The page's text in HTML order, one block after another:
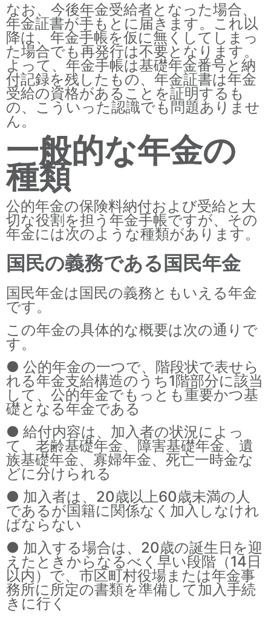
なお、今後年金受給者となった場合、
年金証書が手もとに届きます。これ以
降は、年金手帳を仮に無くしてしまっ
た場合でも再発行は不要となります。
よって、年金手帳は基礎年金番号と納
付記録を残したもの、年金証書は年金
受給の資格があることを証明するも
の、こういった認識でも問題ありませ
ん。
一般的な年金の
種類
公的年金の保険料納付および受給と大
切な役割を担う年金手帳ですが、その
年金には次のような種類があります。
国民の義務である国民年金
国民年金は国民の義務ともいえる年金
です。
この年金の具体的な概要は次の通りで
す。
● 公的年金の一つで、階段状で表せら
れる年金支給構造のうち1階部分に該当
して、公的年金でもっとも重要かつ基
礎となる年金である
● 給付内容は、加入者の状況によっ
て、老齢基礎年金、障害基礎年金、遺
族基礎年金、寡婦年金、死亡一時金な
どに分けられる
● 加入者は、20歳以上60歳未満の人
であるが国籍に関係なく加入しなけれ
ばならない
● 加入する場合は、20歳の誕生日を迎
えたときからなるべく早い段階（14日
以内）で、市区町村役場または年金事
務所に所定の書類を準備して加入手続
きに行く